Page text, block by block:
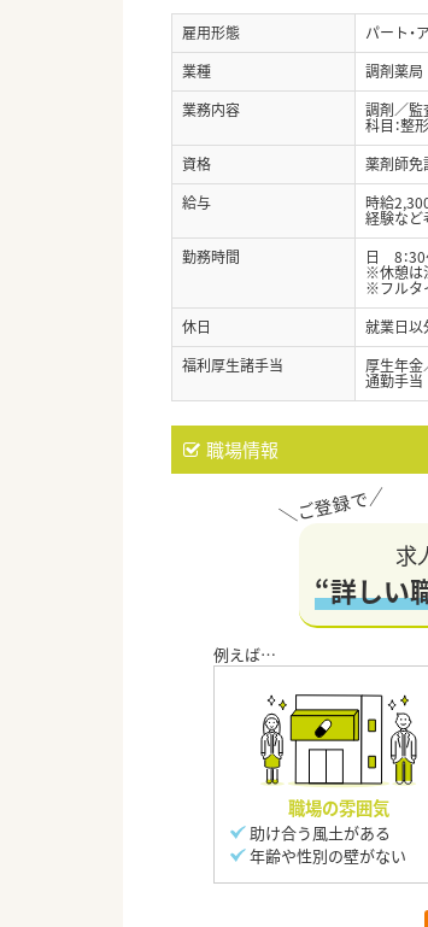
雇用形態
パート・
業種
調剤薬局
業務内容
調剤／監
科目：整
資格
薬剤師免
給与
時給
経験など
勤務時間
日 8：30
※休憩は
※フルタ
休日
就業日以
福利厚生諸手当
厚生年金
通勤手当
職場情報
求
“詳しい
職場の雰囲気
助け合う風土がある
年齢や性別の壁がない